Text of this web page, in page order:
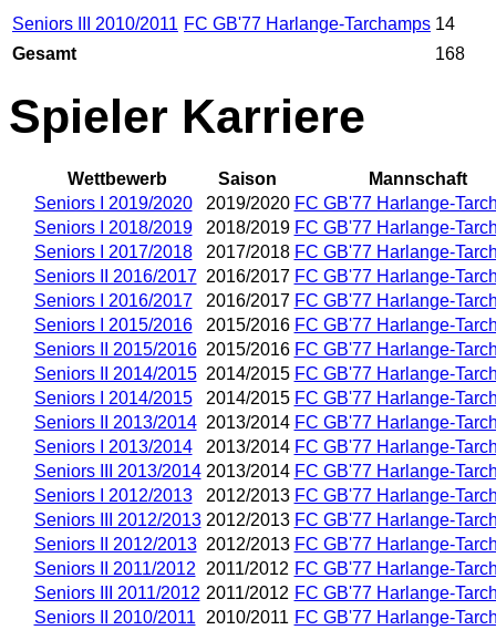
Seniors III 2010/2011 FC GB'77 Harlange-Tarchamps 14
Gesamt
168
Spieler Karriere
Wettbewerb Saison
Mannschaft
Seniors I 2019/2020
2019/2020 FC GB'77 Harlange-
Seniors I 2018/2019
2018/2019 FC GB'77 Harlange-
Seniors I 2017/2018
2017/2018 FC GB'77 Harlange-
Seniors II 2016/2017 2016/2017 FC GB'77 Harlange-
Seniors I 2016/2017
2016/2017 FC GB'77 Harlange-
Seniors I 2015/2016
2015/2016 FC GB'77 Harlange-
Seniors II 2015/2016 2015/2016 FC GB'77 Harlange-
Seniors II 2014/2015 2014/2015 FC GB'77 Harlange-
Seniors I 2014/2015
2014/2015 FC GB'77 Harlange-
Seniors II 2013/2014 2013/2014 FC GB'77 Harlange-
Seniors I 2013/2014
2013/2014 FC GB'77 Harlange-
Seniors III 2013/2014 2013/2014 FC GB'77 Harlange-
Seniors I 2012/2013
2012/2013 FC GB'77 Harlange-
Seniors III 2012/2013 2012/2013 FC GB'77 Harlange-
Seniors II 2012/2013 2012/2013 FC GB'77 Harlange-
Seniors II 2011/2012
2011/2012 FC GB'77 Harlange-
Seniors III 2011/2012 2011/2012 FC GB'77 Harlange-
Seniors II 2010/2011
2010/2011 FC GB'77 Harlange-